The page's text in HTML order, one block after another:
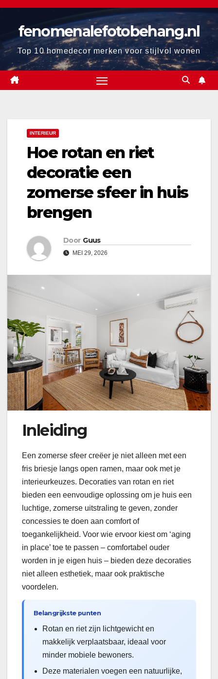
Ga
inhoud
fenomenalefotobehang.nl
Top 10 homedecor merken voor stijlvol wonen
INTERIEUR
Hoe rotan en riet
decoratie een
zomerse sfeer in huis
brengen
Door Guus
MEI 29, 2026
Inleiding
Een zomerse sfeer creëer je niet alleen met een
fris briesje langs open ramen, maar ook met je
interieurkeuzes. Decoraties van rotan en riet
bieden een eenvoudige oplossing om je huis een
luchtige, zomerse uitstraling te geven, zonder
concessies te doen aan comfort of
toegankelijkheid. Voor wie ervoor kiest om ‘aging
in place’ toe te passen – comfortabel ouder
worden in je eigen huis – bieden deze decoraties
niet alleen esthetiek, maar ook praktische
voordelen.
Belangrijkste punten
Rotan en riet zijn lichtgewicht en
makkelijk verplaatsbaar, ideaal voor
minder mobiele bewoners.
Deze materialen voegen een natuurlijke,